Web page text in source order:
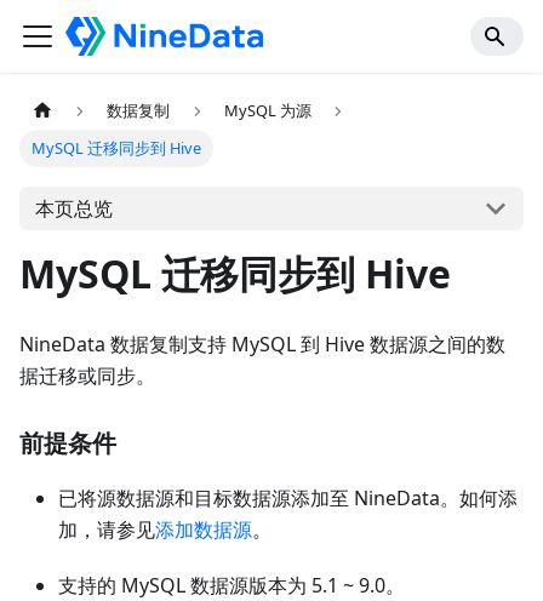
数据复制
MySQL 为源
MySQL 迁移同步到 Hive
本页总览
MySQL 迁移同步到 Hive
NineData 数据复制支持 MySQL 到 Hive 数据源之间的数
据迁移或同步。
前提条件
已将源数据源和目标数据源添加至 NineData。如何添
加，请参见添加数据源。
支持的 MySQL 数据源版本为 5.1 ~ 9.0。